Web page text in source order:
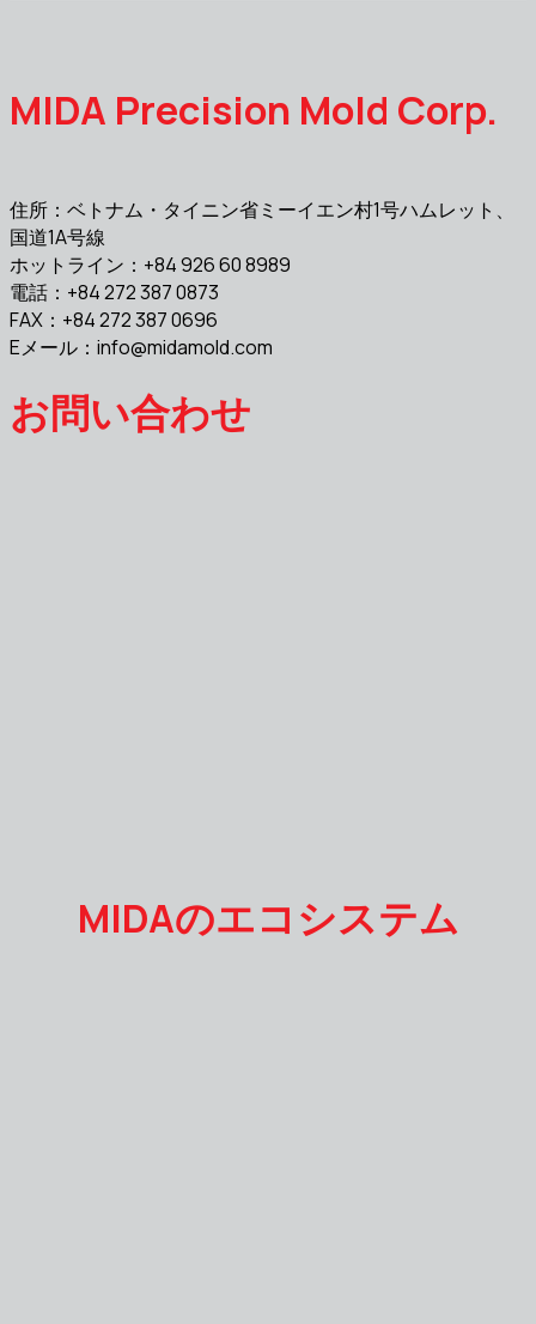
MIDA Precision Mold Corp.
住所：ベトナム・タイニン省ミーイエン村1号ハムレット、
国道1A号線
ホットライン：+84 926 60 8989
電話：+84 272 387 0873
FAX：+84 272 387 0696
Eメール： info@midamold.com
お問い合わせ
MIDAのエコシステム